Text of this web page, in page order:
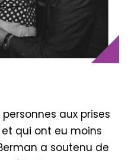
aux prises
qui ont eu moins
a soutenu de